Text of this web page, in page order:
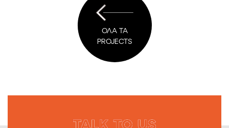
ΟΛΑ ΤΑ
PROJECTS